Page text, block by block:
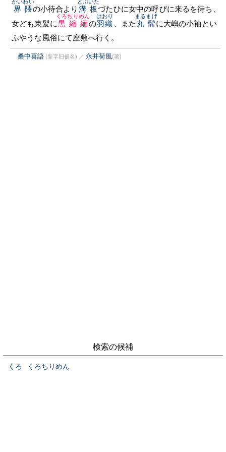
界隈
かいわい
の小待合より 溝板
どぶいた
づたひに女中の呼びに来るを待ち、
女ども束髪に黒縮緬
くろぢりめん
の羽織
はおり
、また 丸髷
まるまげ
に大嶋の小袖とい
ふやうな風俗にて座敷へ行く。
桑中喜語 (新字旧仮名) ／ 永井荷風(著)
検索の候補
くろ くろちりめん